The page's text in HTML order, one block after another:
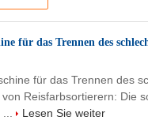
für das Trennen des
für das Trennen des
Reisfarbsortierern: Die
Lesen Sie weiter